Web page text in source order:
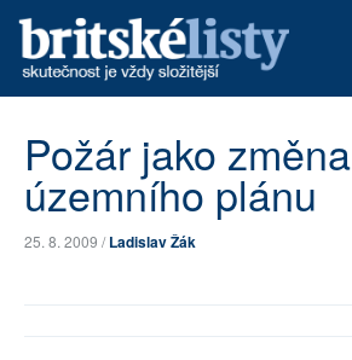
ARCHIV
TÉMATA
Požár jako změna
územního plánu
25. 8. 2009 /Ladislav Žák